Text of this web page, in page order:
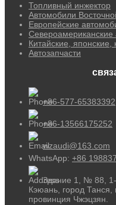
Топливный инжектор
Автомобили
Европейские
Североамериканские
Китайские,
Автозапчасти
+86-577-65383392
+86-13566175252
wzaudi@163.com
WhatsApp: +86
Здание 1, № 88,
Кэюань, город Танся,
провинция Чжэцзян.